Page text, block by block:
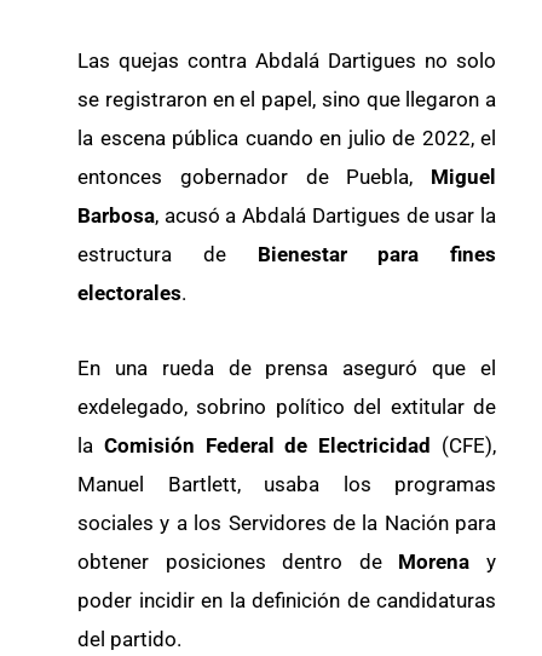
Las quejas contra Abdalá Dartigues no solo
se registraron en el papel, sino que llegaron a
la escena pública cuando en julio de 2022, el
entonces gobernador de Puebla, Miguel
Barbosa, acusó a Abdalá Dartigues de usar la
estructura de Bienestar para fines
electorales.
En una rueda de prensa aseguró que el
exdelegado, sobrino político del extitular de
la Comisión Federal de Electricidad
(CFE),
Manuel Bartlett, usaba los programas
sociales y a los Servidores de la Nación para
obtener posiciones dentro de Morenay
poder incidir en la definición de candidaturas
del partido.